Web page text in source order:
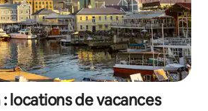
locations de vacances